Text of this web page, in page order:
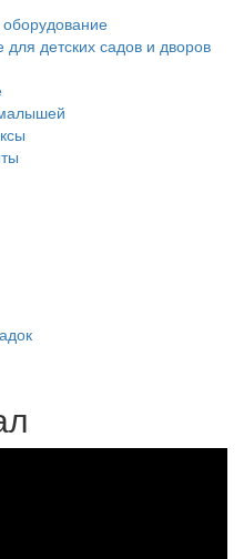
детских садов и дворов